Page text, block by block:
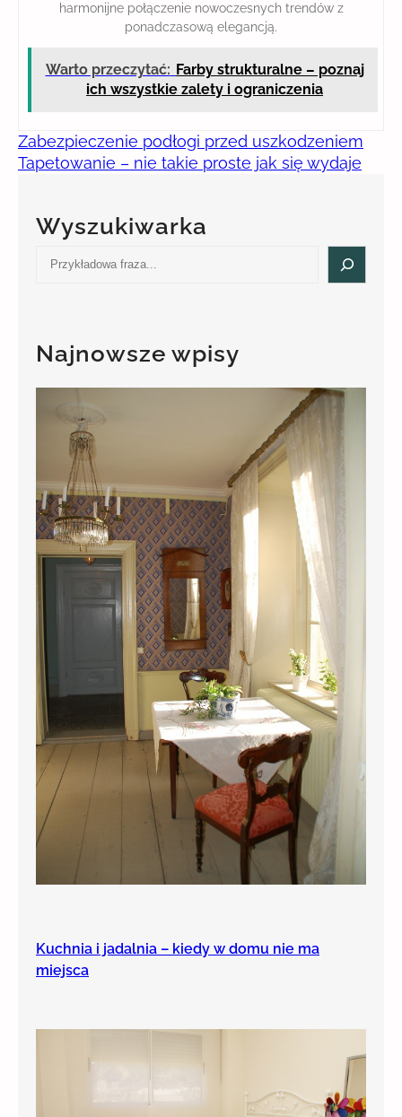
harmonijne połączenie nowoczesnych trendów z
ponadczasową elegancją.
Warto przeczytać: Farby strukturalne – poznaj
ich wszystkie zalety i ograniczenia
Zabezpieczenie podłogi przed uszkodzeniem
Tapetowanie – nie takie proste jak się wydaje
Wyszukiwarka
c
hNajnowsze wpisy
Kuchnia i jadalnia – kiedy w domu nie ma
miejsca